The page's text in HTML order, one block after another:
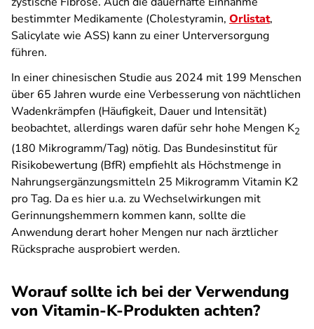
bestimmter Medikamente (Cholestyramin, Orlistat,
Salicylate wie ASS) kann zu einer Unterversorgung
führen.
In einer chinesischen Studie aus 2024 mit 199 Menschen
über 65 Jahren wurde eine Verbesserung von nächtlichen
Wadenkrämpfen (Häufigkeit, Dauer und Intensität)
beobachtet, allerdings waren dafür sehr hohe Mengen K2
(180 Mikrogramm/Tag) nötig. Das Bundesinstitut für
Risikobewertung (BfR) empfiehlt als Höchstmenge in
Nahrungsergänzungsmitteln 25 Mikrogramm Vitamin K2
pro Tag. Da es hier u.a. zu Wechselwirkungen mit
Gerinnungshemmern kommen kann, sollte die
Anwendung derart hoher Mengen nur nach ärztlicher
Rücksprache ausprobiert werden.
Worauf sollte ich bei der Verwendung
von Vitamin-K-Produkten achten?